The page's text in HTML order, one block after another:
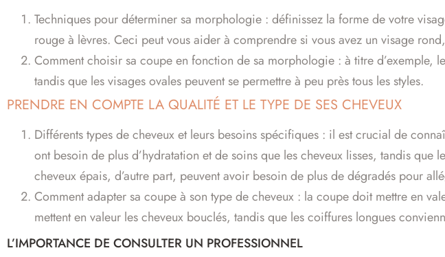
Techniques pour déterminer sa morphologie : définissez la forme de votre
rouge à lèvres. Ceci peut vous aider à comprendre si vous avez un visage
Comment choisir sa coupe en fonction de sa morphologie : à titre d’exemple,
tandis que les visages ovales peuvent se permettre à peu près tous les styles.
PRENDRE EN COMPTE LA QUALITÉ ET LE TYPE DE SES CHEVEUX
Différents types de cheveux et leurs besoins spécifiques : il est crucial de
ont besoin de plus d’hydratation et de soins que les cheveux lisses, tandis que
cheveux épais, d’autre part, peuvent avoir besoin de plus de dégradés pour
Comment adapter sa coupe à son type de cheveux : la coupe doit mettre en
mettent en valeur les cheveux bouclés, tandis que les coiffures longues
L’IMPORTANCE DE CONSULTER UN PROFESSIONNEL